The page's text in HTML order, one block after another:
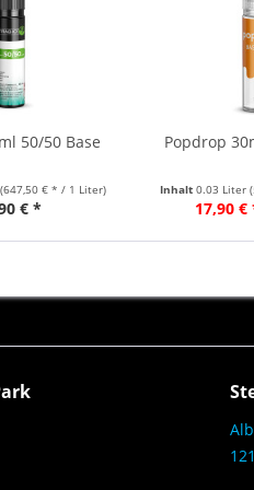
50/50 Base
(647,50 € * / 1 Liter)
€ *
Popdrop
Inhalt0.03 Liter
17,90 €